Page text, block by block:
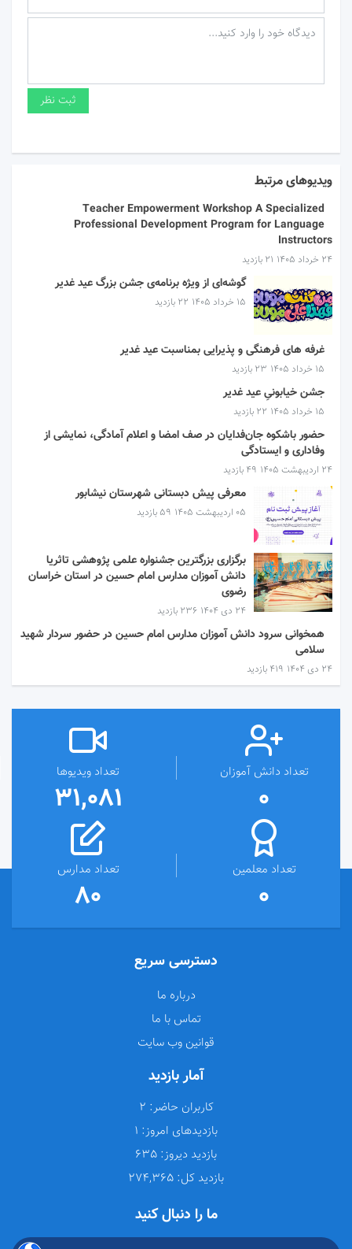
ویدیوهای مرتبط
Teacher Empowerment Workshop A Specialized
Professional Development Program for Language
Instructors
۲۴ خرداد ۱۴۰۵ 21 بازدید
گوشه‌ای از ویژه برنامه‌ی جشن بزرگ عید غدیر
۱۵ خرداد ۱۴۰۵ 22 بازدید
غرفه های فرهنگی و پذیرایی بمناسبت عید غدیر
۱۵ خرداد ۱۴۰۵ 23 بازدید
جشن خیابونیِ عید غدیر
۱۵ خرداد ۱۴۰۵ 22 بازدید
حضور باشکوه جان‌فدایان در صف امضا و اعلام آمادگی، نمایشی از
وفاداری و ایستادگی
۲۴ اردیبهشت ۱۴۰۵ 49 بازدید
معرفی پیش دبستانی شهرستان نیشابور
۰۵ اردیبهشت ۱۴۰۵ 59 بازدید
برگزاری بزرگترین جشنواره علمی پژوهشی تاثریا
دانش آموزان مدارس امام حسین در استان خراسان
رضوی
۲۴ دی ۱۴۰۴ 236 بازدید
همخوانی سرود دانش آموزان مدارس امام حسین در حضور سردار شهید
سلامی
۲۴ دی ۱۴۰۴ 419 بازدید
تعداد دانش آموزان
0
تعداد ویدیوها
31,081
تعداد معلمین
0
تعداد مدارس
80
دسترسی سریع
درباره ما
تماس با ما
قوانین وب سایت
آمار بازدید
کاربران حاضر:
بازدیدهای امروز:
بازدید دیروز:
بازدید کل:
ما را دنبال کنید